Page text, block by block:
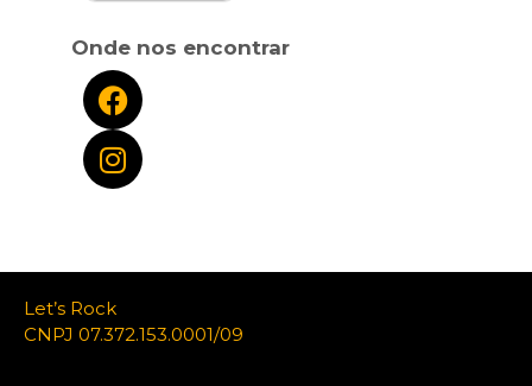
Onde nos encontrar
Let’s Rock
CNPJ 07.372.153.0001/09